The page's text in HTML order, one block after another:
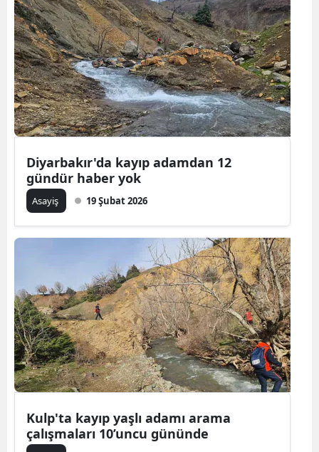
Diyarbakır'da kayıp adamdan 12
gündür haber yok
Asayiş 19 Şubat 2026
Kulp'ta kayıp yaşlı adamı arama
çalışmaları 10’uncu gününde